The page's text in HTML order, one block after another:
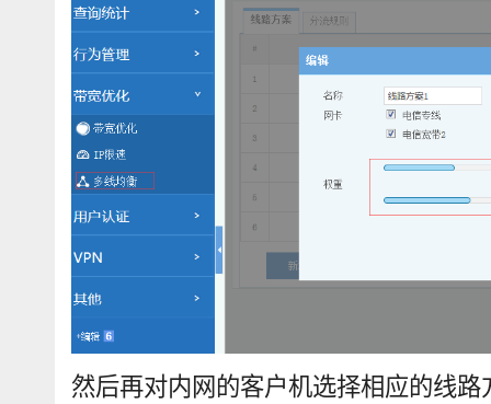
然后再对内网的客户机选择相应的线路